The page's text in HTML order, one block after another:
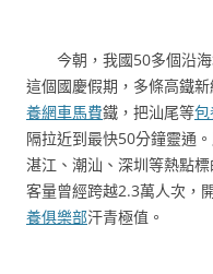
今朝，我國50多個沿
這個國慶假期，多條高鐵
養網車馬費鐵，把汕尾等
隔拉近到最快50分鐘靈通
湛江、潮汕、深圳等熱點
客量曾經跨越2.3萬人次，
養俱樂部汗青極值。